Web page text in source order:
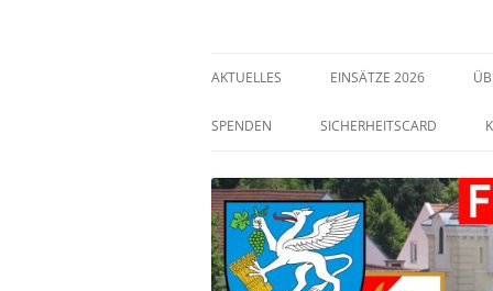
AKTUELLES EINSÄTZE 2026
SPENDEN SICHERHEITSCARD